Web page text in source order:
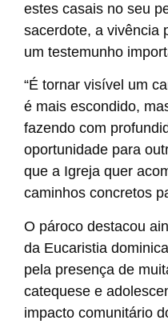
estes casais no seu
sacerdote, a vivência
um testemunho
“É tornar visível um
é mais escondido,
fazendo com
oportunidade para
que a Igreja quer
caminhos concretos
O pároco destacou
da Eucaristia
pela presença de
catequese e
impacto comunitário